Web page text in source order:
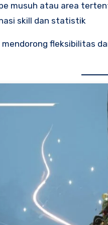
musuh atau area
skill dan statistik
fleksibilitas